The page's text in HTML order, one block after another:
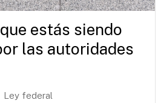
estás siendo
las autoridades
Ley federal